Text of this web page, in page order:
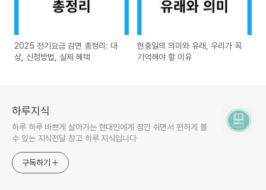
2025 전기요금 감면 총정리: 대
상, 신청방법, 실제 혜택
현충일의 의미와 유래, 우리가 꼭
기억해야 할 이유
하루지식
하루 하루 바쁘게 살아가는 현대인에게 잠깐 쉬면서 편하게 볼
수 있는 지식전달 창고 하루 지식입니다
구독하기